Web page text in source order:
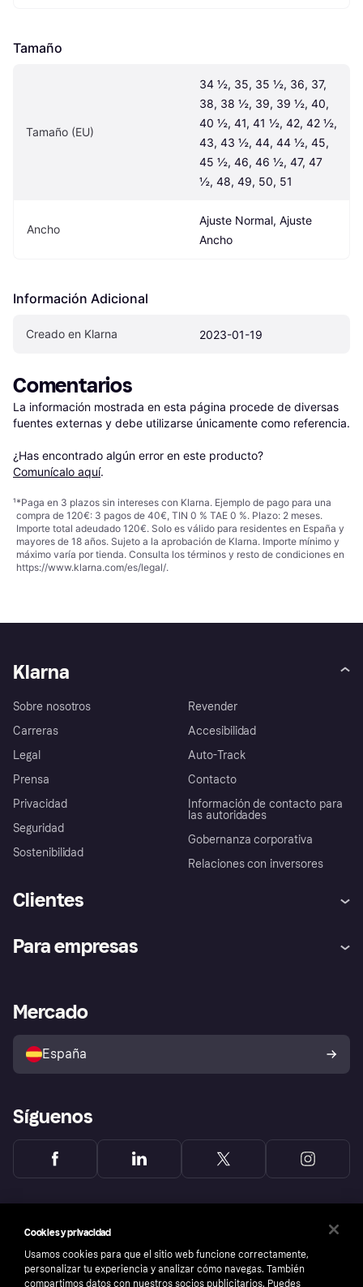
Tamaño
Tamaño (EU)
34 ½, 35, 35 ½, 36, 37,
38, 38 ½, 39, 39 ½, 40,
40 ½, 41, 41 ½, 42, 42 ½,
43, 43 ½, 44, 44 ½, 45,
45 ½, 46, 46 ½, 47, 47
½, 48, 49, 50, 51
Ancho
Ajuste Normal, Ajuste
Ancho
Información Adicional
Creado en Klarna 2023-01-19
Comentarios
La información mostrada en esta página procede de diversas
fuentes externas y debe utilizarse únicamente como referencia.
¿Has encontrado algún error en este producto?
Comunícalo aquí.
¹*Paga en 3 plazos sin intereses con Klarna. Ejemplo de pago para una
compra de 120€: 3 pagos de 40€, TIN 0 % TAE 0 %. Plazo: 2 meses.
Importe total adeudado 120€. Solo es válido para residentes en España y
mayores de 18 años. Sujeto a la aprobación de Klarna. Importe mínimo y
máximo varía por tienda. Consulta los términos y resto de condiciones en
https://www.klarna.com/es/legal/.
Klarna
Sobre nosotros
Carreras
Legal
Prensa
Privacidad
Seguridad
Sostenibilidad
Revender
Accesibilidad
Auto-Track
Contacto
Información de contacto para
las autoridades
Gobernanza corporativa
Relaciones con inversores
Clientes
Inicio de sesión
Directorio de tiendas
Política de protección al
comprador de Klarna
Reclamaciones
Para empresas
Acceso empresas
Mercado
España
Síguenos
Cookies y privacidad
Usamos cookies para que el sitio web funcione correctamente,
personalizar tu experiencia y analizar cómo navegas. También
compartimos datos con nuestros socios publicitarios. Puedes